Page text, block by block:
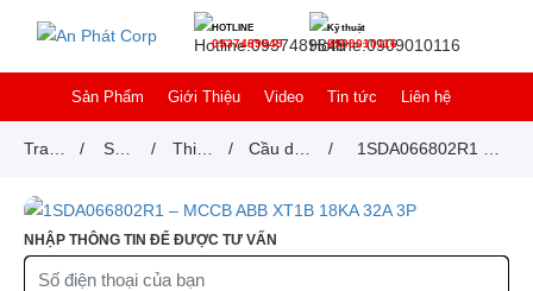
HOTLINE
0937489849
Kỹ thuật
0909010116
Sản Phẩm Giới Thiệu Video Tin tức Liên hệ
Trang
chủ
/ Sản / Thiết
đóng
cắt
/ Cầu dao
MCCB
/ 1SDA066802R1 –
NHẬP THÔNG TIN ĐỂ ĐƯỢC TƯ VẤN